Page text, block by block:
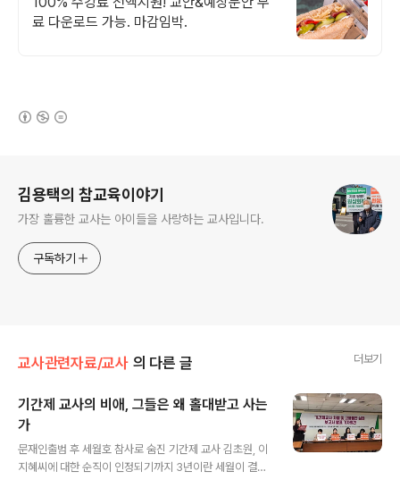
료 다운로드 가능. 마감임박.
김용택의 참교육이야기
가장 훌륭한 교사는 아이들을 사랑하는 교사입니다.
구독하기
교사관련자료/교사 의 다른 글 더보기
기간제 교사의 비애, 그들은 왜 홀대받고 사는
가
문재인출범 후 세월호 참사로 숨진 기간제 교사 김초원, 이
지혜씨에 대한 순직이 인정되기까지 3년이란 세월이 결렸